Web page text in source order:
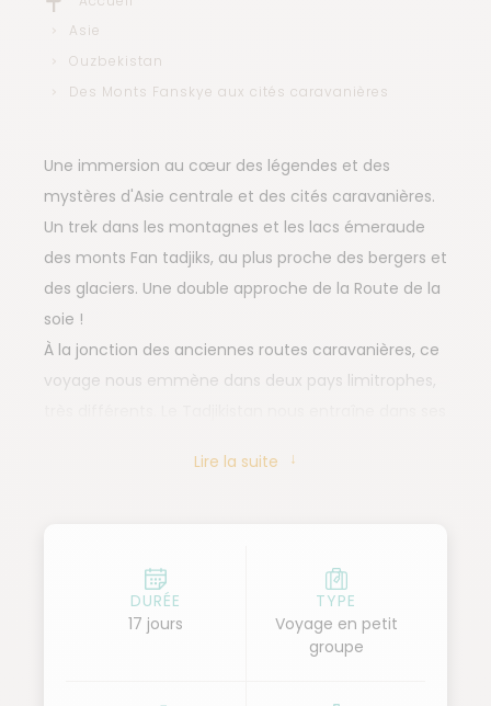
Asie
Ouzbekistan
Des Monts Fanskye aux cités caravanières
Une immersion au cœur des légendes et des
mystères d'Asie centrale et des cités caravanières.
Un trek dans les montagnes et les lacs émeraude
des monts Fan tadjiks, au plus proche des bergers et
des glaciers. Une double approche de la Route de la
soie !
À la jonction des anciennes routes caravanières, ce
voyage nous emmène dans deux pays limitrophes,
sommets enneigés. Plus qu'un trek, c'est une
hospitalité chaleureuse. L'Ouzbékistan nous plonge
ensuite dans les légendes et les mystères de l'Asie
Centrale ! Nous visitons les plus belles villes de
l'ancienne route de la Soie : la ville forteresse de
Lire la suite
DURÉE
17 jours
TYPE
Voyage en petit
groupe